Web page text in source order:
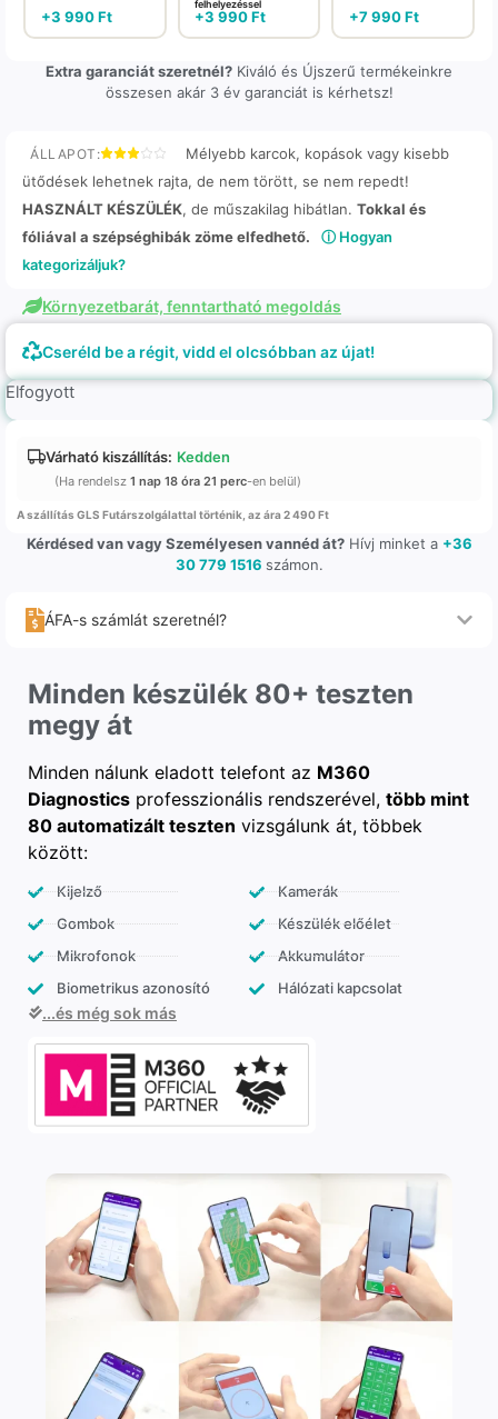
+3 990Ft
felhelyezéssel
+3 990Ft +7 990Ft
Extra garanciát szeretnél? Kiváló és Újszerű termékeinkre
összesen akár 3 év garanciát is kérhetsz!
ÁLLAPOT:
Mélyebb karcok, kopások vagy kisebb
ütődések lehetnek rajta, de nem törött, se nem repedt!
HASZNÁLT KÉSZÜLÉK, de műszakilag hibátlan. Tokkal és
fóliával a szépséghibák zöme elfedhető.
ⓘ Hogyan
kategorizáljuk?
Környezetbarát, fenntartható megoldás
Cseréld be a régit, vidd el olcsóbban az újat!
Elfogyott
Várható kiszállítás: Kedden
(Ha rendelsz 1 nap 18 óra 21 perc-en belül)
A szállítás GLS Futárszolgálattal történik, az ára 2 490 Ft
Kérdésed van vagy Személyesen vannéd át?Hívj minket a +36
30 779 1516 számon.
ÁFA-s számlát szeretnél?
Minden készülék 80+ teszten
megy át
Minden nálunk eladott telefont az M360
Diagnostics professzionális rendszerével, több mint
80 automatizált teszten vizsgálunk át, többek
között:
Kijelző
Gombok
Mikrofonok
Biometrikus azonosító
Kamerák
Készülék előélet
Akkumulátor
Hálózati kapcsolat
...és még sok más